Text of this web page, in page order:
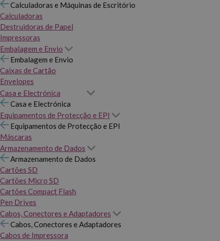
Calculadoras e Máquinas de Escritório
Calculadoras
Destruidoras de Papel
Impressoras
Embalagem e Envio
Embalagem e Envio
Caixas de Cartão
Envelopes
Casa e Electrónica
Casa e Electrónica
Equipamentos de Protecção e EPI
Equipamentos de Protecção e EPI
Máscaras
Armazenamento de Dados
Armazenamento de Dados
Cartões SD
Cartões Micro SD
Cartões Compact Flash
Pen Drives
Cabos, Conectores e Adaptadores
Cabos, Conectores e Adaptadores
Cabos de Impressora